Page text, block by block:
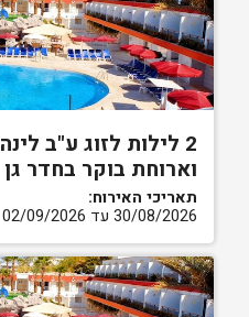
2 לילות לזוג ע"ב לינה
וארוחת בוקר בחדר גן
תאריכי האירוח:
30/08/2026 עד 02/09/2026